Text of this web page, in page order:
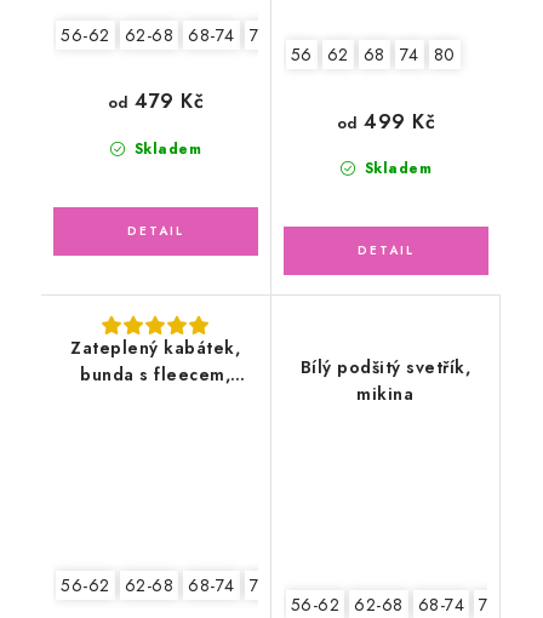
56-62 62-68 68-74 74-80
Skladem
od 479 Kč
56 62 68 74 80
Skladem
od 499 Kč
Zateplený kabátek,
bunda s fleecem,
56-62 62-68 68-74 74-80
Bílý podšitý svetřík,
mikina
56-62 62-68 68-74 74-80